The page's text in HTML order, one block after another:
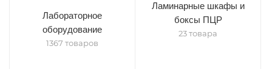
Лабораторное
оборудование
1367 товаров
Ламинарные шкафы и
боксы ПЦР
23 товара